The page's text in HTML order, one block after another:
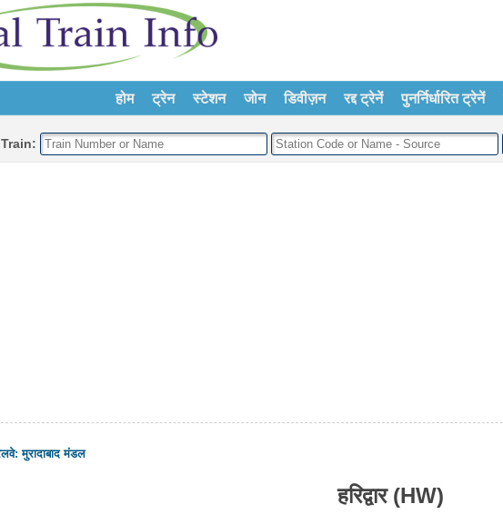
होम ट्रेन स्टेशन जोन डिवीज़न रद्द ट्रेनें पुनर्निर्धारित ट्रेनें
:मुरादाबाद मंडल
हरिद्वार (HW)